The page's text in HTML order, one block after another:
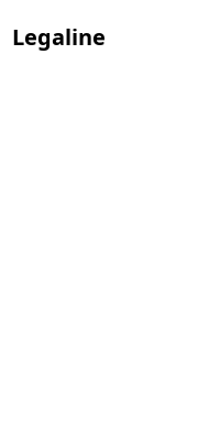
Legaline